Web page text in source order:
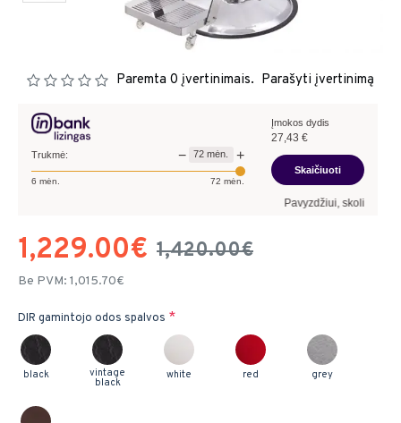
Paremta 0 įvertinimais. Parašyti įvertinimą
1,229.00€ 1,420.00€
Be PVM: 1,015.70€
DIR gamintojo odos spalvos
black vintage
black
white red grey
Trukmė: − 72 mėn. +
6 mėn. 72 mėn.
Įmokos dydis
27,43 €
Skaičiuoti
Pavyzdžiui, skolinantis1 229,00